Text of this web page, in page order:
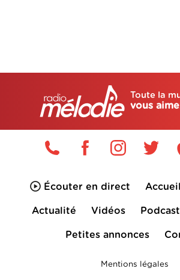
Toute la
vous
Écouter en direct Accueil
Actualité Vidéos
Petites annonces
Mentions légales